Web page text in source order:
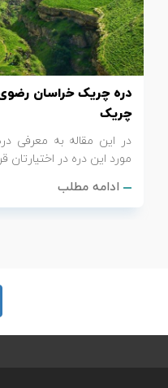
دره چریک خراسان
چریک
در این مقاله به معرفی
مورد این دره در اختیارتان
ادامه مطلب
تور سوباتان
تور چابهار
تور مرداب هسل
تور کاشان
تور اصفهان